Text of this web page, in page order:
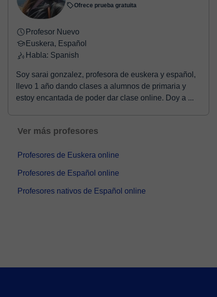
Ofrece prueba gratuita
Profesor Nuevo
Euskera, Español
Habla: Spanish
Soy sarai gonzalez, profesora de euskera y español,
llevo 1 año dando clases a alumnos de primaria y
estoy encantada de poder dar clase online. Doy a ...
Ver más profesores
Profesores de Euskera online
Profesores de Español online
Profesores nativos de Español online